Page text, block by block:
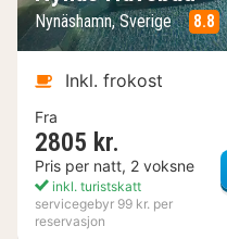
Nynäshamn, Sverige 8.8
Inkl. frokost
Fra
2805 kr.
Pris per natt, 2 voksne
inkl. turistskatt
servicegebyr 99 kr. per
reservasjon